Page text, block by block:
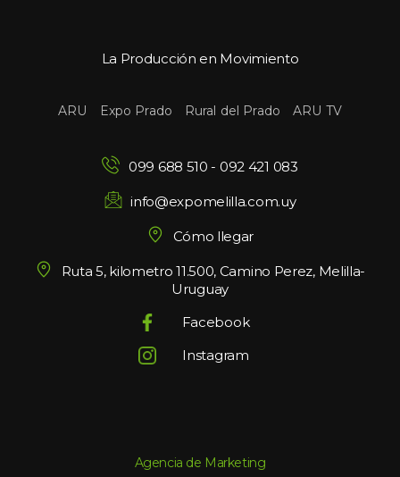
La Producción en Movimiento
ARU Expo Prado Rural del Prado ARU TV
099 688 510 - 092 421 083
info@expomelilla.com.uy
Cómo llegar
Ruta 5, kilometro 11.500, Camino Perez, Melilla-
Uruguay
Facebook
Instagram
Agencia de Marketing